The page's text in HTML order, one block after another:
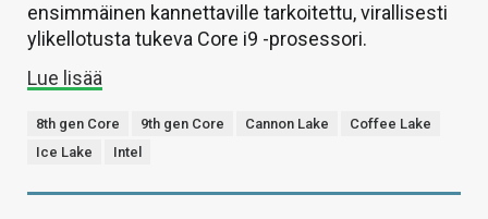
ensimmäinen kannettaville tarkoitettu, virallisesti
ylikellotusta tukeva Core i9 -prosessori.
Lue lisää
8th gen Core 9th gen Core Cannon Lake
Coffee Lake
Ice Lake
Intel